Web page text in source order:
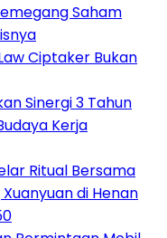
Saham
Ciptaker Bukan
Sinergi 3 Tahun
Kerja
Ritual Bersama
di Henan